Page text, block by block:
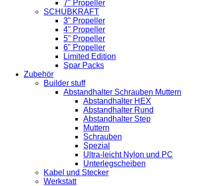
7" Propeller
SCHUBKRAFT
3" Propeller
4" Propeller
5" Propeller
6" Propeller
Limited Edition
Spar Packs
Zubehör
Builder stuff
Abstandhalter Schrauben Muttern
Abstandhalter HEX
Abstandhalter Rund
Abstandhalter Step
Muttern
Schrauben
Spezial
Ultra-leicht Nylon und PC
Unterlegscheiben
Kabel und Stecker
Werkstatt